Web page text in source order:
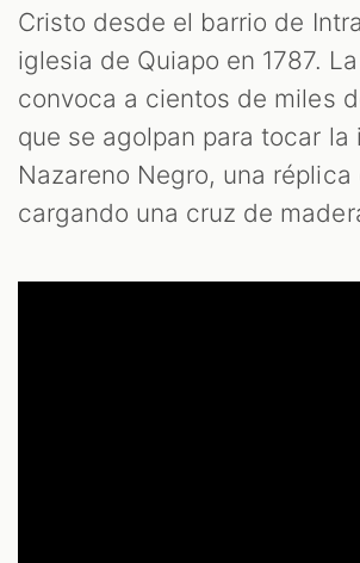
Cristo desde el barrio de
iglesia de Quiapo en 1787.
convoca a cientos de miles
que se agolpan para tocar la
Nazareno Negro, una réplica
cargando una cruz de